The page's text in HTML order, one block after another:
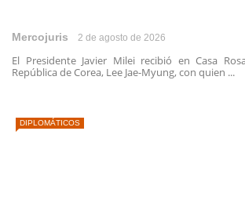
Mercojuris 2 de agosto de 2026
El Presidente Javier Milei recibió en Casa
República de Corea, Lee Jae-Myung, con quien ...
DIPLOMÁTICOS